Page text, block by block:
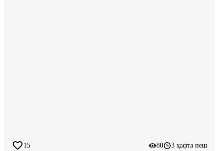
15 80 3 ҳафта пеш